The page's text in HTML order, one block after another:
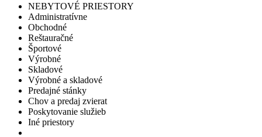
NEBYTOVÉ PRIESTORY
Administratívne
Obchodné
Reštauračné
Športové
Výrobné
Skladové
Výrobné a skladové
Predajné stánky
Chov a predaj zvierat
Poskytovanie služieb
Iné priestory